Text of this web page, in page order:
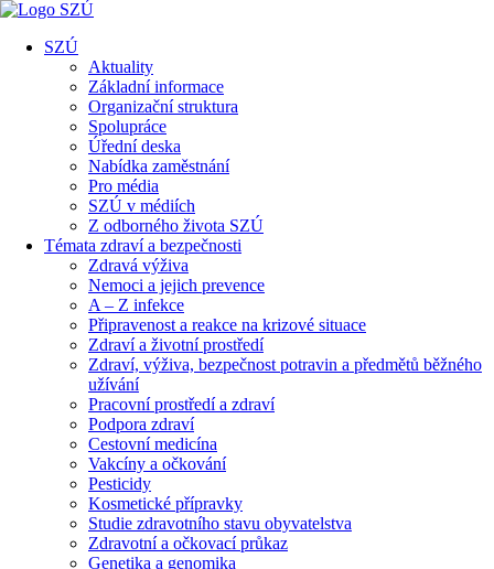
SZÚ
Aktuality
Základní informace
Organizační struktura
Spolupráce
Úřední deska
Nabídka zaměstnání
Pro média
SZÚ v médiích
Z odborného života SZÚ
Témata zdraví a bezpečnosti
Zdravá výživa
Nemoci a jejich prevence
A – Z infekce
Připravenost a reakce na krizové situace
Zdraví a životní prostředí
Zdraví, výživa, bezpečnost potravin a předmětů běžného
užívání
Pracovní prostředí a zdraví
Podpora zdraví
Cestovní medicína
Vakcíny a očkování
Pesticidy
Kosmetické přípravky
Studie zdravotního stavu obyvatelstva
Zdravotní a očkovací průkaz
Genetika a genomika